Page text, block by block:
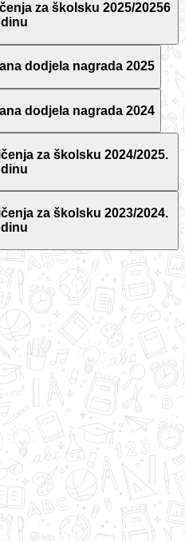
za školsku 2025/20256
dodjela nagrada 2025
dodjela nagrada 2024
za školsku 2024/2025.
za školsku 2023/2024.